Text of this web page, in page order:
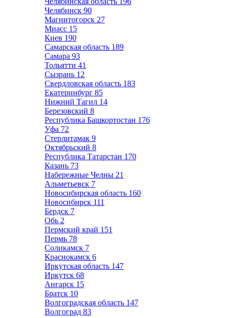
Челябинск 90
Магнитогорск 27
Миасс 15
Киев 190
Самарская область 189
Самара 93
Тольятти 41
Сызрань 12
Свердловская область 183
Екатеринбург 85
Нижний Тагил 14
Березовский 8
Республика Башкортостан 176
Уфа 72
Стерлитамак 9
Октябрьский 8
Республика Татарстан 170
Казань 73
Набережные Челны 21
Альметьевск 7
Новосибирская область 160
Новосибирск 111
Бердск 7
Обь 2
Пермский край 151
Пермь 78
Соликамск 7
Краснокамск 6
Иркутская область 147
Иркутск 68
Ангарск 15
Братск 10
Волгоградская область 147
Волгоград 83